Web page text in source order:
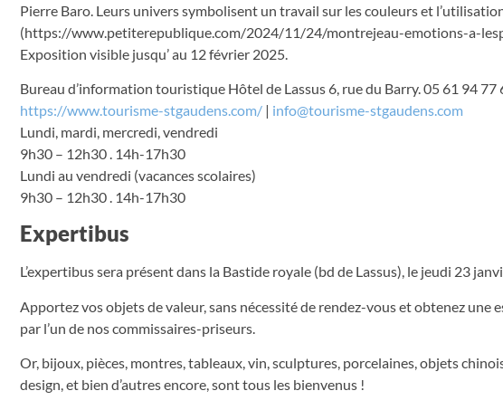
Pierre Baro. Leurs univers symbolisent un travail sur les couleurs et
(https://www.petiterepublique.com/2024/11/24/montrejeau-emotions-a-
Exposition visible jusqu’ au 12 février 2025.
Bureau d’information touristique Hôtel de Lassus 6, rue du Barry. 05 61 94 77
https://www.tourisme-stgaudens.com/ | info@tourisme-stgaudens.com
Lundi, mardi, mercredi, vendredi
9h30 – 12h30 . 14h-17h30
Lundi au vendredi (vacances scolaires)
9h30 – 12h30 . 14h-17h30
Expertibus
L’expertibus sera présent dans la Bastide royale (bd de Lassus), le jeudi 23
Apportez vos objets de valeur, sans nécessité de rendez-vous et obtenez
par l’un de nos commissaires-priseurs.
Or, bijoux, pièces, montres, tableaux, vin, sculptures, porcelaines, objets
design, et bien d’autres encore, sont tous les bienvenus !